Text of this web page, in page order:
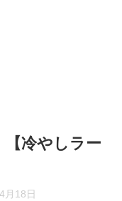
【冷やしラー
月18日